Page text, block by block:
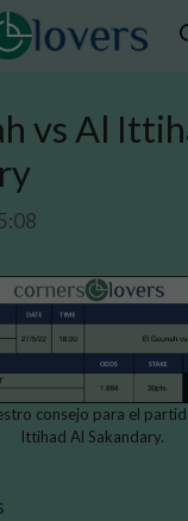
vs Al
consejo para el
Ittihad Al Sakandary.